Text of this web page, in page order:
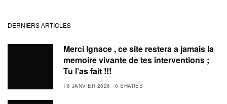
DERNIERS ARTICLES
Merci Ignace , ce site restera a jamais la
memoire vivante de tes interventions ;
Tu l’as fait !!!
16 JANVIER 2026 0 SHARES